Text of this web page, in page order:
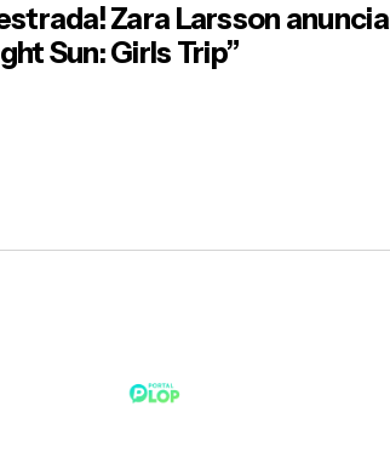
Zara Larsson anuncia
Sun: Girls Trip”